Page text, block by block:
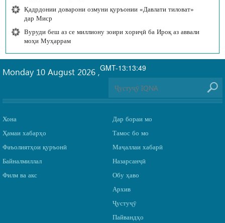
Қадрдонии доварони озмуни қуръонии «Давлати тиловат»
дар Миср
Вуруди беш аз се миллиону зоири хориҷӣ ба Ироқ аз аввали
моҳи Муҳаррам
GMT-13:13:49
Monday 10 August 2026 ,
Хона
Ҳамаи хабарҳо
Фаъолиятҳои қуръонӣ
Байналмиллал
Филм ва акс
Дар бораи мо
Тамос бо мо
Маҷаллаи хабарӣ
Назарсанҷӣ
Обу ҳаво
Архив
Ҷустуҷӯ
Пайвандҳо